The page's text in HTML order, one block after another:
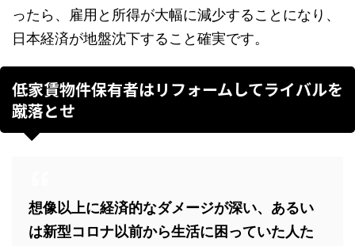
ったら、雇用と所得が大幅に減少することになり、
日本経済が地盤沈下すること確実です。
低家賃物件保有者はリフォームしてライバルを
蹴落とせ
想像以上に経済的なダメージが深い、あるい
は新型コロナ以前から生活に困っていた人た